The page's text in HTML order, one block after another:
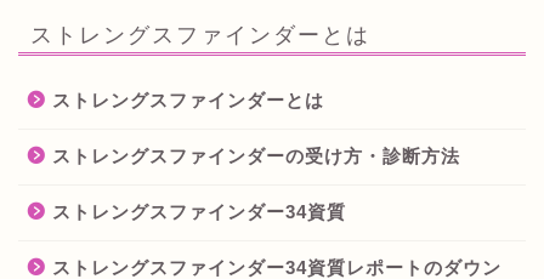
ストレングスファインダーとは
ストレングスファインダーとは
ストレングスファインダーの受け方・診断方法
ストレングスファインダー34資質
ストレングスファインダー34資質レポートのダウン